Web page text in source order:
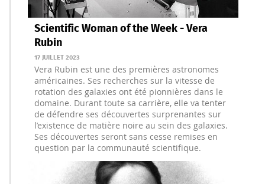
Scientific Woman of the Week - Vera
Rubin
17 JUILLET 2023
Vera Rubin est une des premières astronomes
américaines. Ses recherches sur la vitesse de
rotation des galaxies ont été pionnières dans le
domaine. Durant toute sa carrière, elle va tenter
de défendre ses découvertes surprenantes sur
l’existence de matière noire au sein des galaxies.
Ses découvertes seront sans cesse remises en
question par la communauté scientifique.